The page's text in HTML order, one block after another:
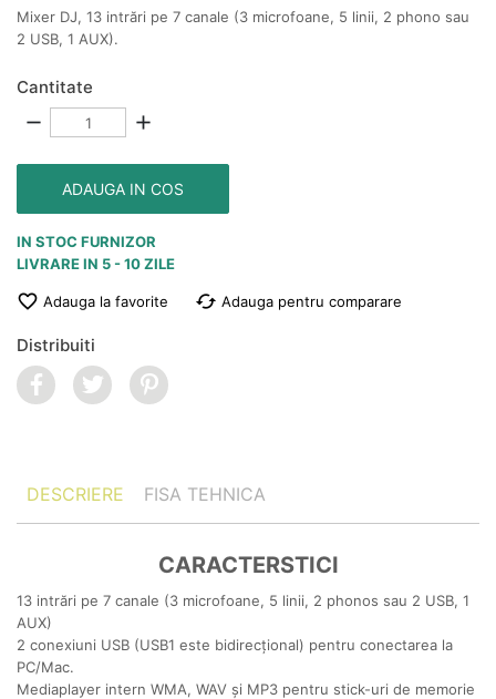
Mixer DJ, 13 intrări pe 7 canale (3 microfoane, 5 linii, 2 phono sau
2 USB, 1 AUX).
Cantitate
remove add
ADAUGA IN COS
IN STOC FURNIZOR
LIVRARE IN 5 - 10 ZILE
 Adauga la favorite cached Adauga pentru comparare
Distribuiti
DESCRIERE FISA TEHNICA
CARACTERSTICI
13 intrări pe 7 canale (3 microfoane, 5 linii, 2 phonos sau 2 USB, 1
AUX)
2 conexiuni USB (USB1 este bidirecțional) pentru conectarea la
PC/Mac.
Mediaplayer intern WMA, WAV și MP3 pentru stick-uri de memorie